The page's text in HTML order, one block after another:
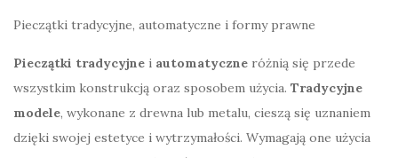
Pieczątki tradycyjne, automatyczne i formy prawne
Pieczątki tradycyjne i automatyczne różnią się przede
wszystkim konstrukcją oraz sposobem użycia. Tradycyjne
modele, wykonane z drewna lub metalu, cieszą się uznaniem
dzięki swojej estetyce i wytrzymałości. Wymagają one użycia